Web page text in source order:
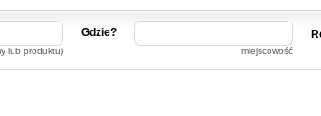
lub produktu)
Gdzie?
miejscowość